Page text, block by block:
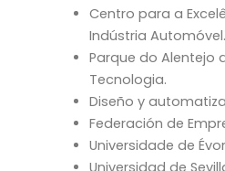
Centro para a
Indústria Automóvel.
Parque do Alentejo
Tecnologia.
Diseño y
Federación de
Universidade de